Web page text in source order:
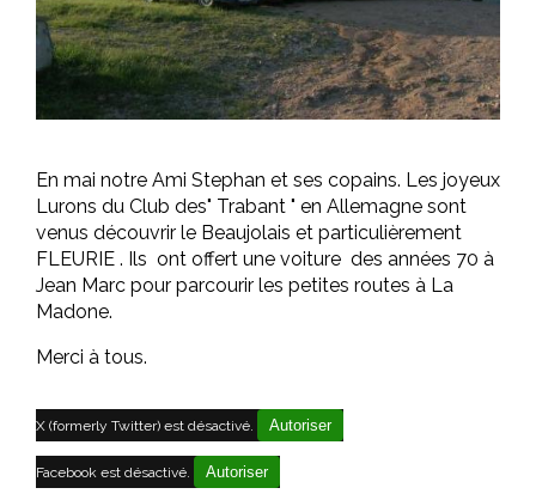
En mai notre Ami Stephan et ses copains. Les joyeux
Lurons du Club des" Trabant " en Allemagne sont
venus découvrir le Beaujolais et particulièrement
FLEURIE . Ils ont offert une voiture des années 70 à
Jean Marc pour parcourir les petites routes à La
Madone.
Merci à tous.
X (formerly Twitter) est désactivé. Autoriser
Facebook est désactivé. Autoriser